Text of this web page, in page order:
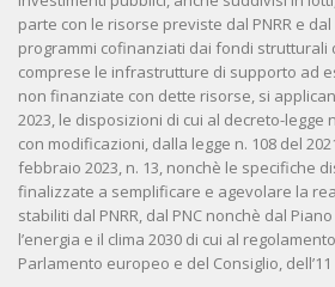
parte con le risorse previste dal PNRR e dal
programmi cofinanziati dai fondi strutturali
comprese le infrastrutture di supporto ad
non finanziate con dette risorse, si
2023, le disposizioni di cui al decreto-legge
con modificazioni, dalla legge n. 108 del
febbraio 2023, n. 13, nonchè le specifiche
finalizzate a semplificare e agevolare la
stabiliti dal PNRR, dal PNC nonchè dal
l’energia e il clima 2030 di cui al
Parlamento europeo e del Consiglio,